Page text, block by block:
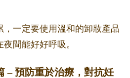
，一定要使用溫和的卸妝產品
間能好好呼吸。
– 預防重於治療，對抗妊